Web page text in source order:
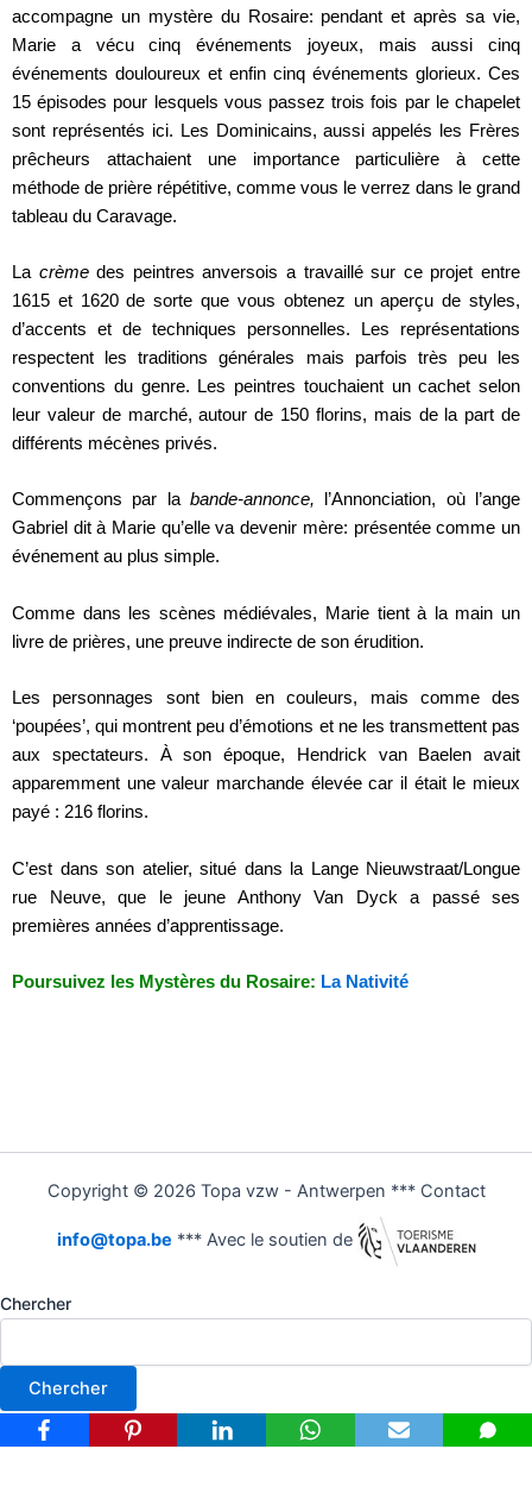
accompagne un mystère du Rosaire: pendant et après sa vie,
Marie a vécu cinq événements joyeux, mais aussi cinq
événements douloureux et enfin cinq événements glorieux. Ces
15 épisodes pour lesquels vous passez trois fois par le chapelet
sont représentés ici. Les Dominicains, aussi appelés les Frères
prêcheurs attachaient une importance particulière à cette
méthode de prière répétitive, comme vous le verrez dans le grand
tableau du Caravage.
La crèmedes peintres anversois a travaillé sur ce projet entre
1615 et 1620 de sorte que vous obtenez un aperçu de styles,
d’accents et de techniques personnelles. Les représentations
respectent les traditions générales mais parfois très peu les
conventions du genre. Les peintres touchaient un cachet selon
leur valeur de marché, autour de 150 florins, mais de la part de
différents mécènes privés.
Commençons par la bande-annonce, l’Annonciation, où l’ange
Gabriel dit à Marie qu’elle va devenir mère: présentée comme un
événement au plus simple.
Comme dans les scènes médiévales, Marie tient à la main un
livre de prières, une preuve indirecte de son érudition.
Les personnages sont bien en couleurs, mais comme des
‘poupées’, qui montrent peu d’émotions et ne les transmettent pas
aux spectateurs. À son époque, Hendrick van Baelen avait
apparemment une valeur marchande élevée car il était le mieux
payé : 216 florins.
C’est dans son atelier, situé dans la Lange Nieuwstraat/Longue
rue Neuve, que le jeune Anthony Van Dyck a passé ses
premières années d’apprentissage.
Poursuivez les Mystères du Rosaire: La Nativité
Copyright © 2026 Topa vzw - Antwerpen *** Contact
info@topa.be *** Avec le soutien de
Chercher
Chercher